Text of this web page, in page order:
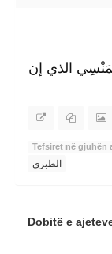
الذي إن
Tefsiret në gjuhën
الطبري
Dobitë e